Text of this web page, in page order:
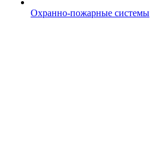
Охранно-пожарные системы